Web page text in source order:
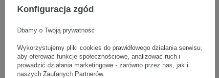
Fala
Gramatura
Jasnobrązowy (szary)
Wytrzymałość
Konfiguracja zgód
Dbamy o Twoją prywatność
Wykorzystujemy pliki cookies do prawidłowego działania serwisu,
aby oferować funkcje społecznościowe, analizować ruch i
prowadzić działania marketingowe - zarówno przez nas, jak i
naszych Zaufanych Partnerów.